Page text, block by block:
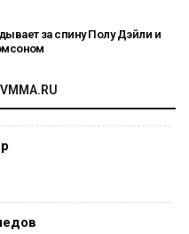
за спину Полу Дэйли и